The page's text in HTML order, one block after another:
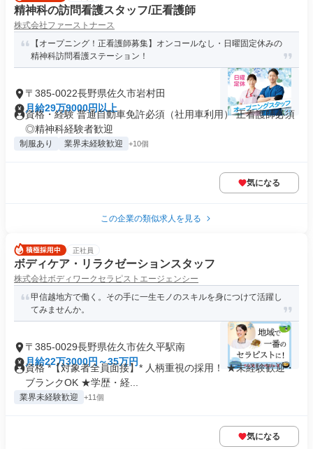
精神科の訪問看護スタッフ/正看護師
株式会社ファーストナース
【オープニング！正看護師募集】オンコールなし・日曜固定休みの
精神科訪問看護ステーション！
〒385-0022長野県佐久市岩村田
月給29万9000円以上
資格・経験 普通自動車免許必須（社用車利用） 正看護師必須
◎精神科経験者歓迎
制服あり 業界未経験歓迎 +10個
気になる
この企業の類似求人を見る
正社員
ボディケア・リラクゼーションスタッフ
株式会社ボディワークセラピストエージェンシー
甲信越地方で働く。その手に一生モノのスキルを身につけて活躍し
てみませんか。
〒385-0029長野県佐久市佐久平駅南
月給22万3000円～35万円
資格 *【対象者全員面接】* 人柄重視の採用！ ★未経験歓迎・
ブランクOK ★学歴・経...
業界未経験歓迎 +11個
気になる